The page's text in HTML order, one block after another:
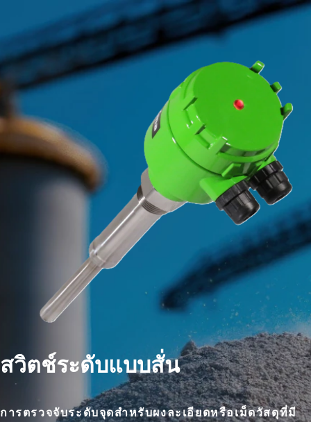
สวิตช์ระดับแบบสั่น
การตรวจจับระดับจุดสำหรับผงละเอียดหรือเม็ดวัสดุที่มี